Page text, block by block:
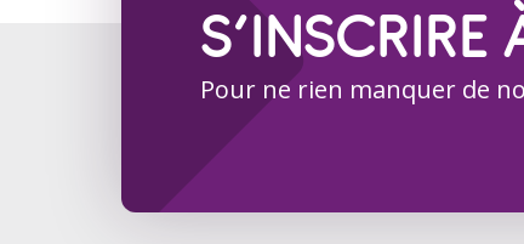
S’INSCRIRE
Pour ne rien manquer de